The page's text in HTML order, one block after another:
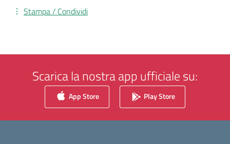
Stampa / Condividi
Scarica la nostra app ufficiale su:
App Store Play Store